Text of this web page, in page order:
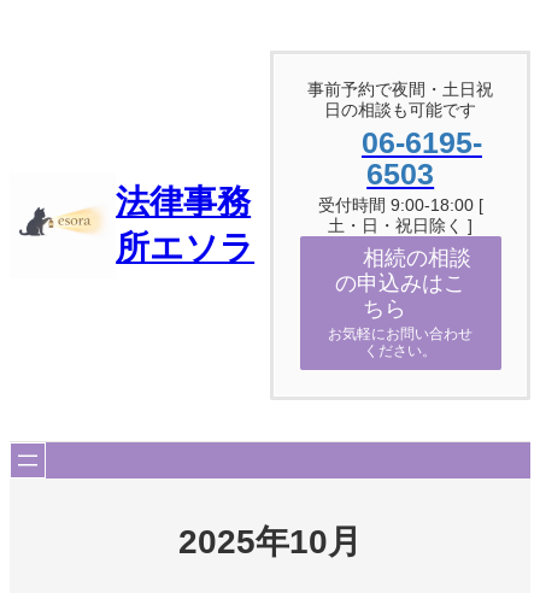
法律事務
所エソラ
事前予約で夜間・土日祝
日の相談も可能です
06-6195-
6503
受付時間 9:00-18:00 [
土・日・祝日除く ]
相続の相談
の申込みはこ
ちら
お気軽にお問い合わせ
ください。
2025年10月